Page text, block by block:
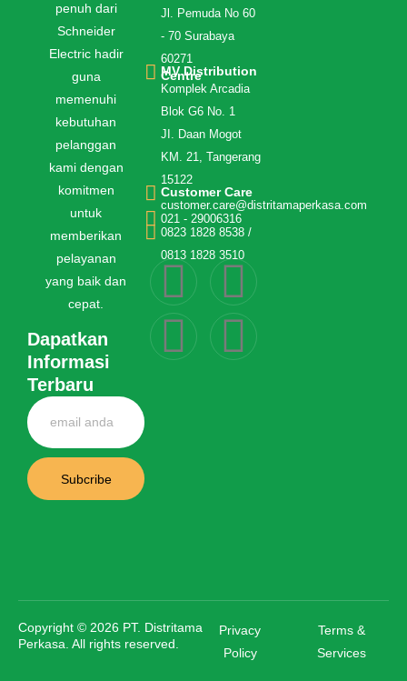
penuh dari
Schneider
Electric hadir
guna
memenuhi
kebutuhan
pelanggan
kami dengan
komitmen
untuk
memberikan
pelayanan
yang baik dan
cepat.
Dapatkan
Informasi
Terbaru
Subcribe
Jl. Pemuda No 60
- 70 Surabaya
60271
MV Distribution
Centre
Komplek Arcadia
Blok G6 No. 1
JI. Daan Mogot
KM. 21, Tangerang
15122
Customer Care
customer.care@distritamaperkasa.com
021 - 29006316
0823 1828 8538 /
0813 1828 3510
Copyright © 2026 PT. Distritama
Perkasa. All rights reserved.
Privacy
Policy
Terms &
Services